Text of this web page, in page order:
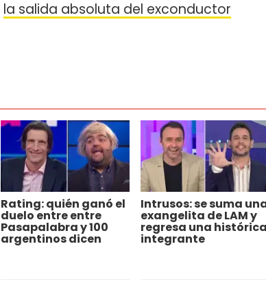
la salida absoluta del exconductor
Rating: quién ganó el
duelo entre entre
Pasapalabra y 100
argentinos dicen
Intrusos: se suma
exangelita de LAM y
regresa una
integrante